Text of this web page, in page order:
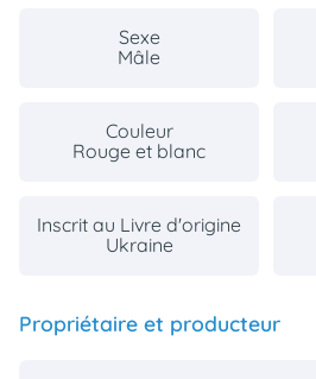
Sexe
Mâle
Couleur
Rouge et blanc
Inscrit au Livre d'origine
Ukraine
Propriétaire et producteur